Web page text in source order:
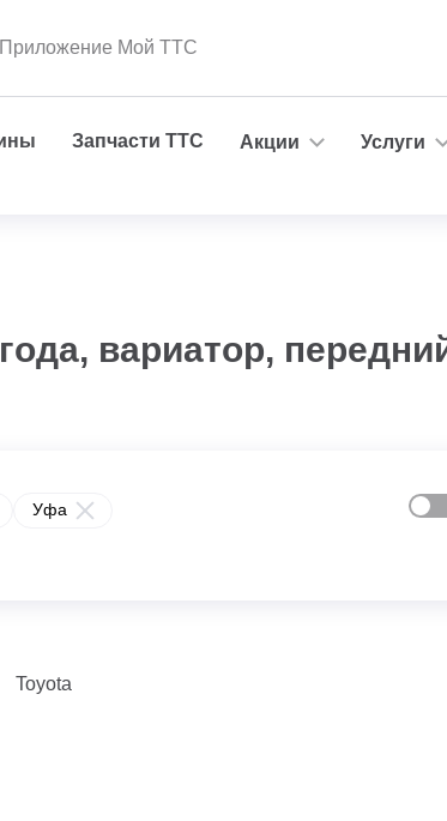
Приложение Мой ТТС
Запчасти ТТС Акции Услуги
вариатор,
Уфа
Toyota